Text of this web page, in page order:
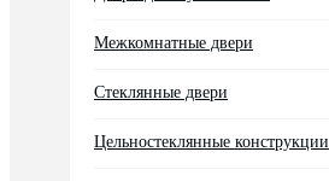
Межкомнатные двери
Стеклянные двери
Цельностеклянные конструкции